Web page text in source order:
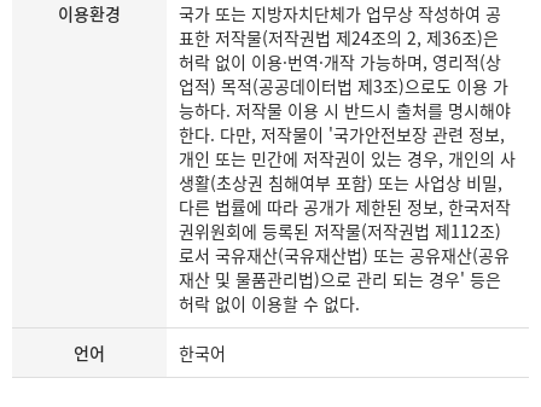
이용환경
국가 또는 지방자치단체가 업무상 작성하여 공
표한 저작물(저작권법 제24조의 2, 제36조)은
허락 없이 이용·번역·개작 가능하며, 영리적(상
업적) 목적(공공데이터법 제3조)으로도 이용 가
능하다. 저작물 이용 시 반드시 출처를 명시해야
한다. 다만, 저작물이 '국가안전보장 관련 정보,
개인 또는 민간에 저작권이 있는 경우, 개인의 사
생활(초상권 침해여부 포함) 또는 사업상 비밀,
다른 법률에 따라 공개가 제한된 정보, 한국저작
권위원회에 등록된 저작물(저작권법 제112조)
로서 국유재산(국유재산법) 또는 공유재산(공유
재산 및 물품관리법)으로 관리 되는 경우' 등은
허락 없이 이용할 수 없다.
언어 한국어